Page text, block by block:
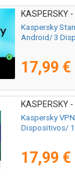
KASPERSKY
MSBES
Kaspersky
Android/ 3
17,99 €
KASPERSKY
MSBES
Kaspersky
Dispositivos/ 1
17,99 €